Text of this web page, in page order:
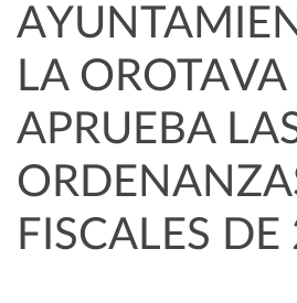
LA OROTAVA
APRUEBA
FISCALES